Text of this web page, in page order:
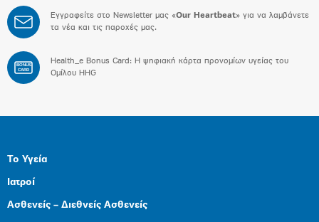
Εγγραφείτε στο Newsletter μας «Our Heartbeat» για να λαμβάνετε
τα νέα και τις παροχές μας.
BONUS
CARD
Health_e Bonus Card: H ψηφιακή κάρτα προνομίων υγείας του
Ομίλου HHG
Το Υγεία
Ιατροί
Ασθενείς – Διεθνείς Ασθενείς